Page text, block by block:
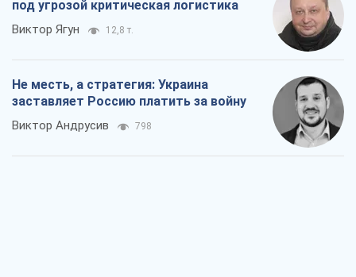
под угрозой критическая логистика
Виктор Ягун 12,8 т.
Не месть, а стратегия: Украина
заставляет Россию платить за войну
Виктор Андрусив 798